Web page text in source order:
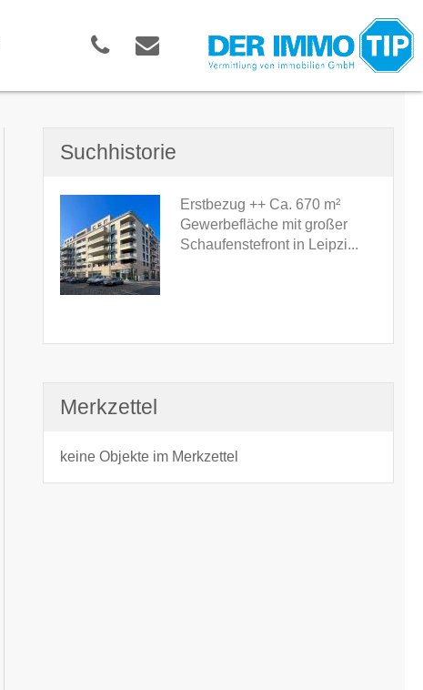
Suchhistorie
Erstbezug ++ Ca. 670 m²
Gewerbefläche mit großer
Schaufenstefront in Leipzi...
Merkzettel
keine Objekte im Merkzettel